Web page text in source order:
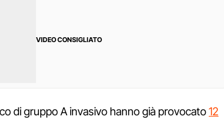
VIDEO CONSIGLIATO
di gruppo A invasivo hanno già provocato12